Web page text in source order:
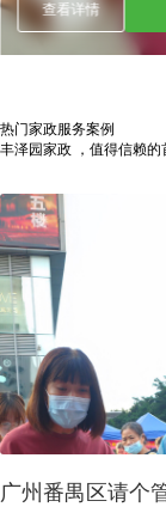
查看详情
热门家政服务案例
丰泽园家政 ，值得信赖
广州番禺区请个